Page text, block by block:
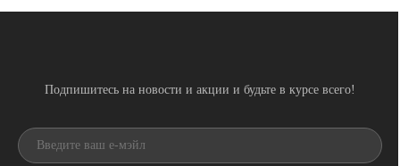
Подпишитесь на новости и акции и будьте в курсе всего!